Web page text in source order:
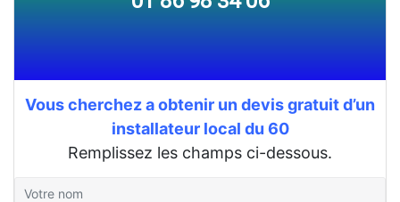
Vous cherchez a obtenir un devis gratuit d’un
installateur local du 60
Remplissez les champs ci-dessous.